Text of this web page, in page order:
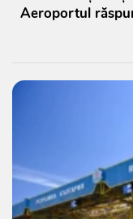
Aeroportul